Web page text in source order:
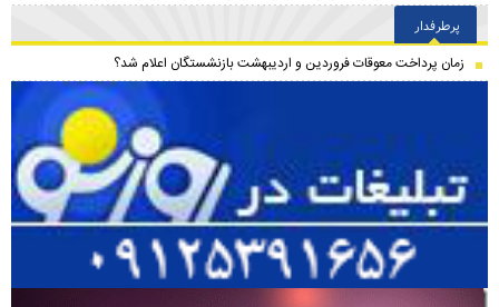
پرطرفدار
زمان پرداخت معوقات فروردین و اردیبهشت بازنشستگان اعلام شد؟